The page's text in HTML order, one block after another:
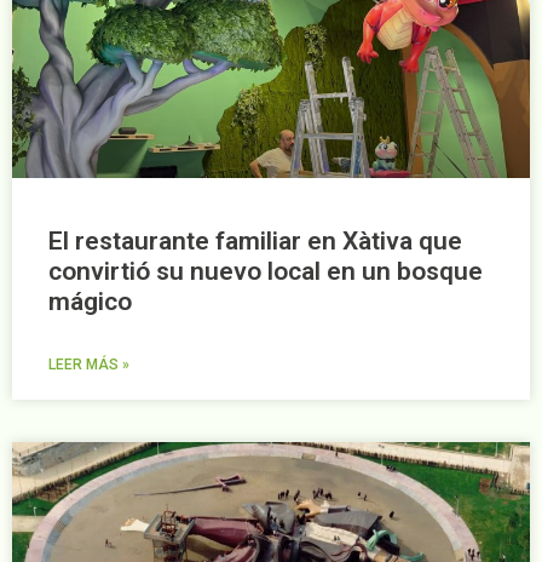
El restaurante familiar en Xàtiva que
convirtió su nuevo local en un bosque
mágico
LEER MÁS »